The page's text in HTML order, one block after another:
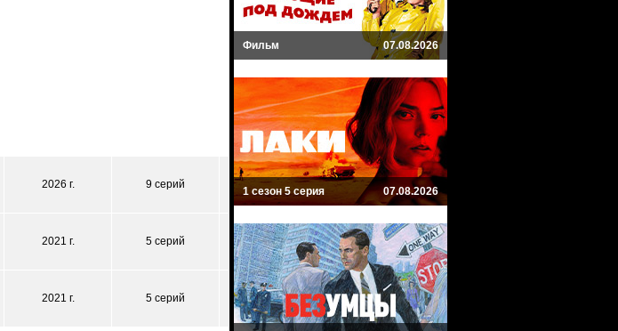
2026 г. 9 серий
2021 г. 5 серий
2021 г. 5 серий
Фильм 07.08.2026
1 сезон 5 серия 07.08.2026